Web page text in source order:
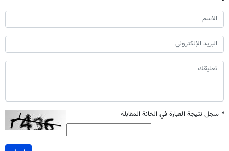
* سجل نتيجة العبارة في الخانة المقابلة